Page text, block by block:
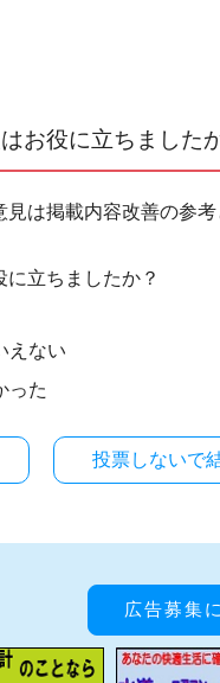
お役に立ちました
見は掲載内容改善の参
に立ちましたか？
えない
った
投票しないで
広告募集